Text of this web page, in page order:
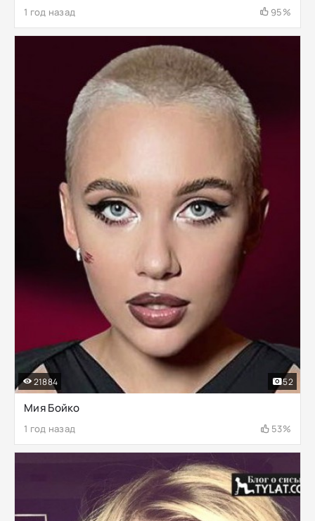
1 год назад 95%
Мия Бойко
1 год назад 53%
21884 52